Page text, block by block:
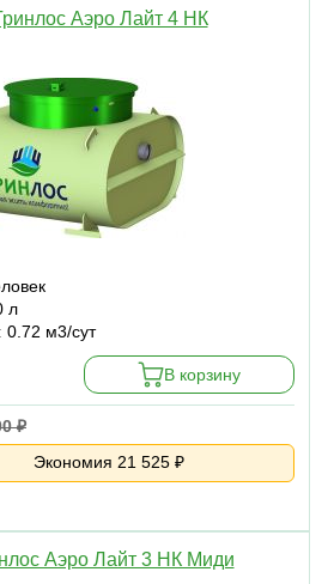
Аэро Лайт 4 НК
л
0.72 м3/сут
В корзину
₽
Экономия 21 525 ₽
Аэро Лайт 3 НК Миди